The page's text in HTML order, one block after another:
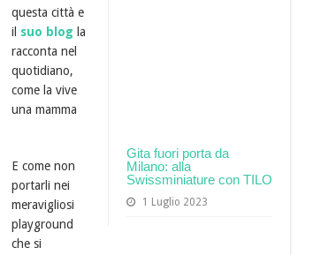
Gita fuori porta da
Milano: alla
Swissminiature con TILO
1 Luglio 2023
questa città e
il suo blog la
racconta nel
quotidiano,
come la vive
una mamma
E come non
portarli nei
meravigliosi
playground
che si